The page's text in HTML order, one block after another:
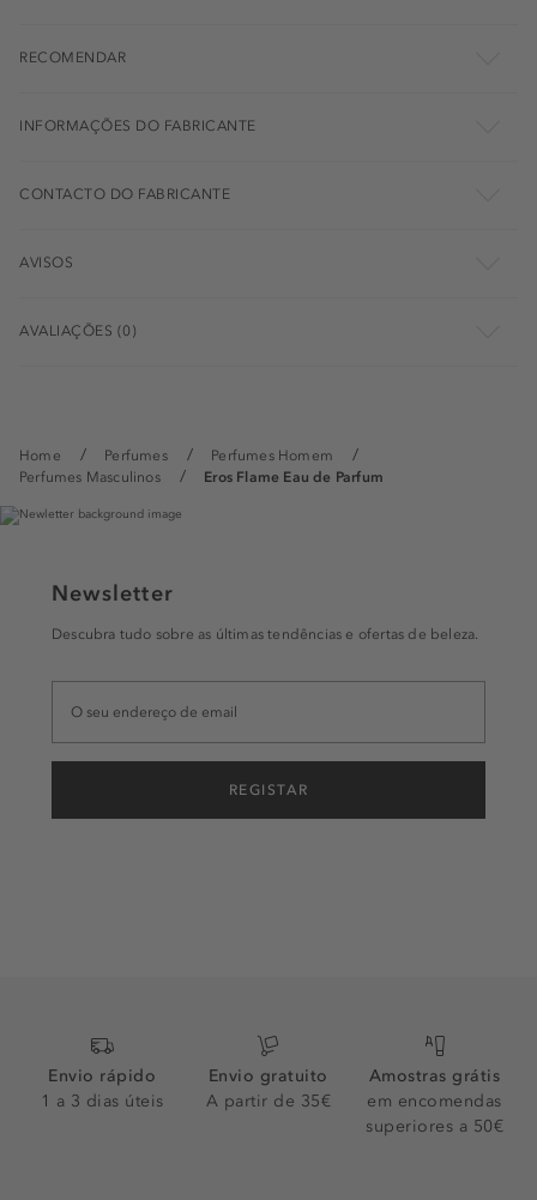
Home Perfumes
Perfumes Homem
Perfumes Masculinos
Eros Flame Eau de Parfum
RECOMENDAR
INFORMAÇÕES DO FABRICANTE
CONTACTO DO FABRICANTE
AVISOS
AVALIAÇÕES (0)
Newsletter
Descubra tudo sobre as últimas tendências e ofertas de beleza.
REGISTAR
Envio rápido
1 a 3 dias úteis
Envio gratuito
A partir de 35€
Amostras grátis
em encomendas
superiores a 50€